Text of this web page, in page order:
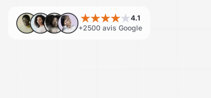
4.1
+2500 avis Google